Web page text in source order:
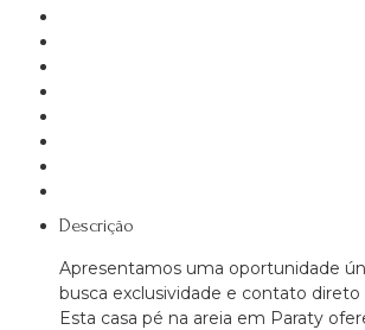
Descrição
Apresentamos uma oportunidade
busca exclusividade e contato
Esta casa pé na areia em Paraty